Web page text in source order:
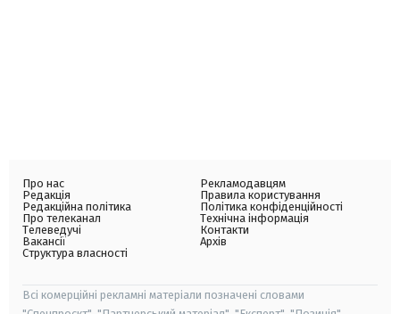
Про нас
Редакція
Редакційна політика
Про телеканал
Телеведучі
Вакансії
Структура власності
Рекламодавцям
Правила користування
Політика конфіденційності
Технічна інформація
Контакти
Архів
Всі комерційні рекламні матеріали позначені словами